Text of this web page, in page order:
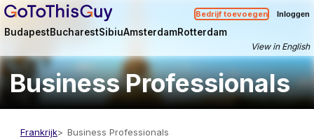
Bedrijf toevoegen Inloggen
BudapestBucharestSibiuAmsterdamRotterdam
View in English
Business Professionals
Frankrijk Business Professionals